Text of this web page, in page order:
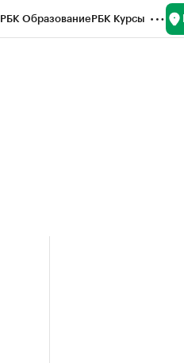
РБК ОбразованиеРБК Курсы